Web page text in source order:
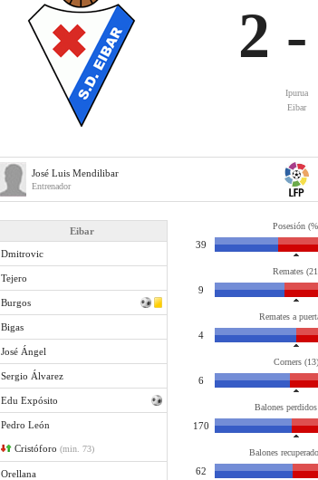
2
Ipurua
Eibar
José Luis Mendilibar
Entrenador
Eibar
Dmitrovic
Tejero
Burgos
Bigas
José Ángel
Sergio Álvarez
Edu Expósito
Pedro León
Cristóforo (min. 73)
Orellana
Posesión
39
Remates
9
Remates a
4
Corners (13)
6
Balones
170
Balones
62